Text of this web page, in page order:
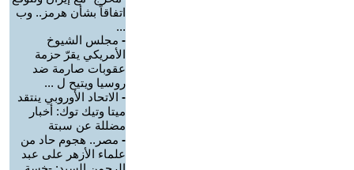
اتفاقاً بشأن هرمز.. وب
...
- مجلس الشيوخ
الأمريكي يقرّ حزمة
عقوبات صارمة ضد
روسيا ويتيح ل ...
- الاتحاد الأوروبي ينتقد
ميتا وتيك توك: أخبار
مضللة عن سبتة
- مصر.. هجوم حاد من
علماء الأزهر على عبد